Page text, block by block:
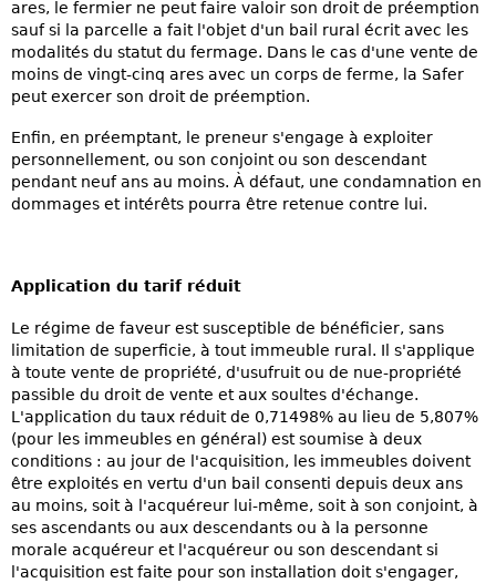
ares, le fermier ne peut faire valoir son droit de préemption
sauf si la parcelle a fait l'objet d'un bail rural écrit avec les
modalités du statut du fermage. Dans le cas d'une vente de
moins de vingt-cinq ares avec un corps de ferme, la Safer
peut exercer son droit de préemption.
Enfin, en préemptant, le preneur s'engage à exploiter
personnellement, ou son conjoint ou son descendant
pendant neuf ans au moins. À défaut, une condamnation en
dommages et intérêts pourra être retenue contre lui.
Application du tarif réduit
Le régime de faveur est susceptible de bénéficier, sans
limitation de superficie, à tout immeuble rural. Il s'applique
à toute vente de propriété, d'usufruit ou de nue-propriété
passible du droit de vente et aux soultes d'échange.
L'application du taux réduit de 0,71498% au lieu de 5,807%
(pour les immeubles en général) est soumise à deux
conditions : au jour de l'acquisition, les immeubles doivent
être exploités en vertu d'un bail consenti depuis deux ans
au moins, soit à l'acquéreur lui-même, soit à son conjoint, à
ses ascendants ou aux descendants ou à la personne
morale acquéreur et l'acquéreur ou son descendant si
l'acquisition est faite pour son installation doit s'engager,